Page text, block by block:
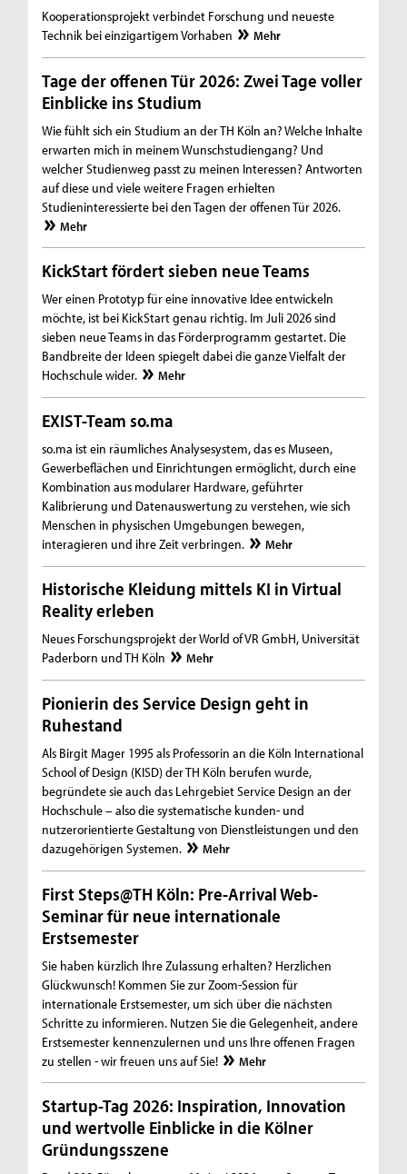
Kooperationsprojekt verbindet Forschung und neueste
Technik bei einzigartigem Vorhaben
Mehr
Tage der offenen Tür 2026: Zwei Tage voller
Einblicke ins Studium
Wie fühlt sich ein Studium an der TH Köln an? Welche Inhalte
erwarten mich in meinem Wunschstudiengang? Und
welcher Studienweg passt zu meinen Interessen? Antworten
auf diese und viele weitere Fragen erhielten
Studieninteressierte bei den Tagen der offenen Tür 2026.
Mehr
KickStart fördert sieben neue Teams
Wer einen Prototyp für eine innovative Idee entwickeln
möchte, ist bei KickStart genau richtig. Im Juli 2026 sind
sieben neue Teams in das Förderprogramm gestartet. Die
Bandbreite der Ideen spiegelt dabei die ganze Vielfalt der
Hochschule wider.
Mehr
EXIST-Team so.ma
so.ma ist ein räumliches Analysesystem, das es Museen,
Gewerbeflächen und Einrichtungen ermöglicht, durch eine
Kombination aus modularer Hardware, geführter
Kalibrierung und Datenauswertung zu verstehen, wie sich
Menschen in physischen Umgebungen bewegen,
interagieren und ihre Zeit verbringen.
Mehr
Historische Kleidung mittels KI in Virtual
Reality erleben
Neues Forschungsprojekt der World of VR GmbH, Universität
Paderborn und TH Köln
Mehr
Pionierin des Service Design geht in
Ruhestand
Als Birgit Mager 1995 als Professorin an die Köln International
School of Design (KISD) der TH Köln berufen wurde,
begründete sie auch das Lehrgebiet Service Design an der
Hochschule – also die systematische kunden- und
nutzerorientierte Gestaltung von Dienstleistungen und den
dazugehörigen Systemen.
Mehr
First Steps@TH Köln: Pre-Arrival Web-
Seminar für neue internationale
Erstsemester
Sie haben kürzlich Ihre Zulassung erhalten? Herzlichen
Glückwunsch! Kommen Sie zur Zoom-Session für
internationale Erstsemester, um sich über die nächsten
Schritte zu informieren. Nutzen Sie die Gelegenheit, andere
Erstsemester kennenzulernen und uns Ihre offenen Fragen
zu stellen - wir freuen uns auf Sie!
Mehr
Startup-Tag 2026: Inspiration, Innovation
und wertvolle Einblicke in die Kölner
Gründungsszene